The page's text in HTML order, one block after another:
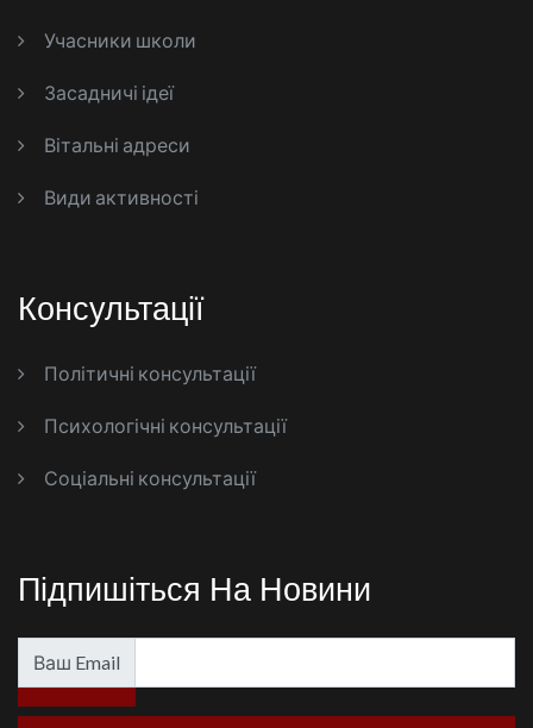
Учасники школи
Засадничі ідеї
Вітальні адреси
Види активності
Консультації
Політичні консультації
Психологічні консультації
Соціальні консультації
Підпишіться На Новини
Ваш Email